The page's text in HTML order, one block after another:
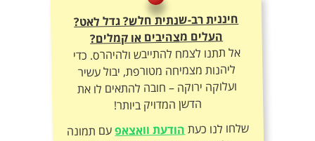
חיננית רב-שנתית חלש? גדל לאט?
העלים מצהיבים או קמלים?
אל תתנו לצמח להתייבש ולהיהרס. כדי
ליהנות מצמיחה מטורפת, יבול עשיר
ועלוקה ירוקה – חובה להתאים לו את
הדשן המדויק ביותר!
שלחו לנו כעתהודעת וואצאפעם תמונה
של הצמח – ונתאים לכם את תכשיר